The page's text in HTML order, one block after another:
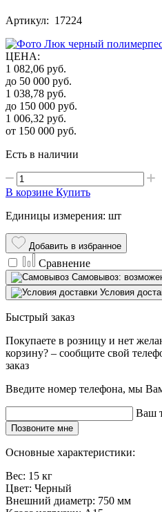
Артикул: 17224
ЦЕНА:
1 082,06 руб.
до 50 000 руб.
1 038,78 руб.
до 150 000 руб.
1 006,32 руб.
от 150 000 руб.
Есть в наличии
В корзине Купить
Единицы измерения: шт
Добавить в избранное
Сравнение
Самовывоз:
Условия
Быстрый заказ
Покупаете в розницу и нет
корзину? – сообщите свой
заказ
Введите номер телефона, мы
Ваш
Позвоните мне
Основные характеристики:
Вес: 15 кг
Цвет: Черный
Внешний диаметр: 750 мм